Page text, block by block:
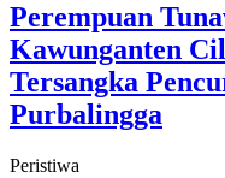
Perempuan
Kawunganten
Tersangka
Purbalingga
Peristiwa